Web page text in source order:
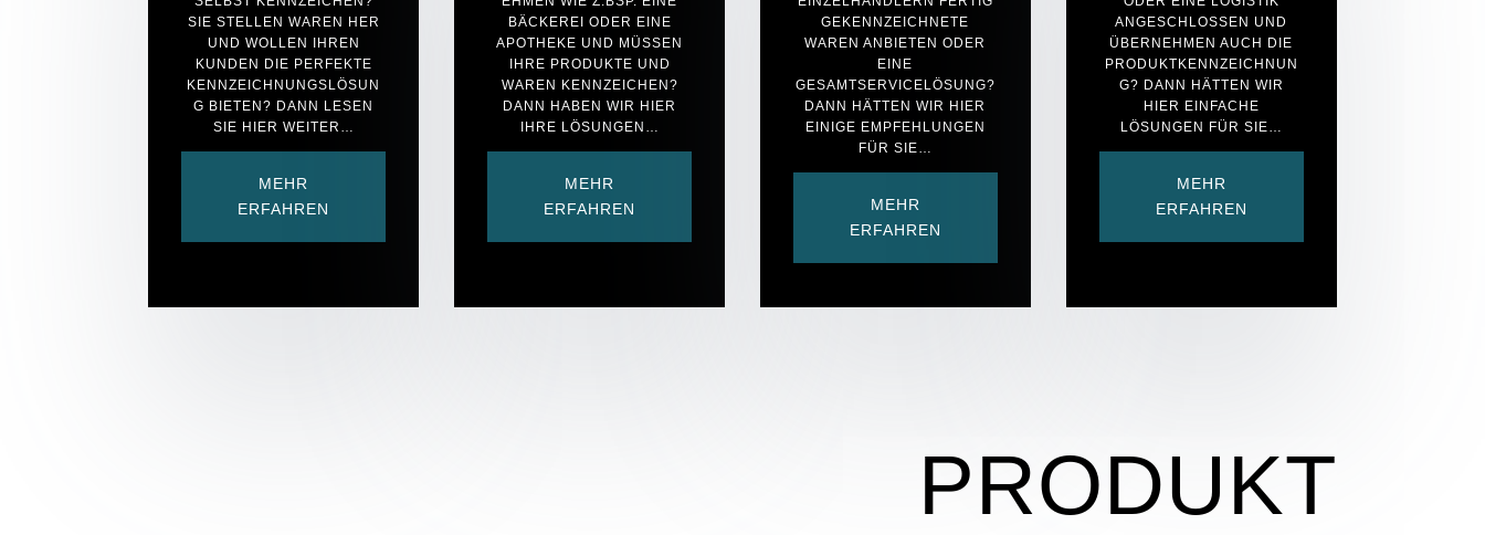
SIE STELLEN WAREN HER
UND WOLLEN IHREN
KUNDEN DIE PERFEKTE
KENNZEICHNUNGSLÖSUN
G BIETEN? DANN LESEN
SIE HIER WEITER…
MEHR
ERFAHREN
BÄCKEREI ODER EINE
APOTHEKE UND MÜSSEN
IHRE PRODUKTE UND
WAREN KENNZEICHEN?
DANN HABEN WIR HIER
IHRE LÖSUNGEN…
MEHR
ERFAHREN
EKENNZEICHNETE W
AREN ANBIETEN ODER E
INE G
ESAMTSERVICELÖSUNG? D
ANN HÄTTEN WIR HIER E
INIGE EMPFEHLUNGEN F
ÜR SIE…
MEHR
ERFAHREN
ANGESCHLOSSEN UND
ÜBERNEHMEN AUCH DIE
PRODUKTKENNZEICHNUN
G? DANN HÄTTEN WIR
HIER EINFACHE
LÖSUNGEN FÜR SIE…
MEHR
ERFAHREN
PRODUKT